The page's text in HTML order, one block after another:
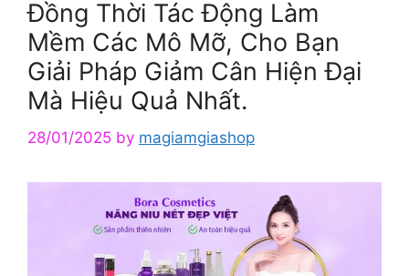
Đồng Thời Tác Động Làm
Mềm Các Mô Mỡ, Cho Bạn
Giải Pháp Giảm Cân Hiện Đại
Mà Hiệu Quả Nhất.
28/01/2025 by magiamgiashop